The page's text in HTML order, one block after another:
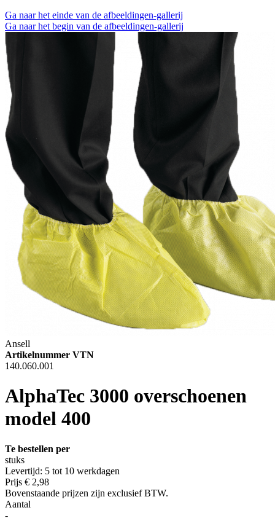
Ga naar het einde van de afbeeldingen-gallerij
Ga naar het begin van de afbeeldingen-gallerij
Ansell
Artikelnummer VTN
140.060.001
AlphaTec 3000 overschoenen
model 400
Te bestellen per
stuks
Levertijd: 5 tot 10 werkdagen
Prijs € 2,98
Bovenstaande prijzen zijn exclusief BTW.
Aantal
-